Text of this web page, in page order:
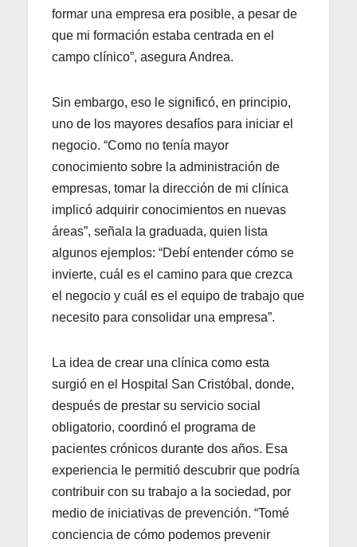
formar una empresa era posible, a pesar de
que mi formación estaba centrada en el
campo clínico”, asegura Andrea.
Sin embargo, eso le significó, en principio,
uno de los mayores desafíos para iniciar el
negocio. “Como no tenía mayor
conocimiento sobre la administración de
empresas, tomar la dirección de mi clínica
implicó adquirir conocimientos en nuevas
áreas”, señala la graduada, quien lista
algunos ejemplos: “Debí entender cómo se
invierte, cuál es el camino para que crezca
el negocio y cuál es el equipo de trabajo que
necesito para consolidar una empresa”.
La idea de crear una clínica como esta
surgió en el Hospital San Cristóbal, donde,
después de prestar su servicio social
obligatorio, coordinó el programa de
pacientes crónicos durante dos años. Esa
experiencia le permitió descubrir que podría
contribuir con su trabajo a la sociedad, por
medio de iniciativas de prevención. “Tomé
conciencia de cómo podemos prevenir